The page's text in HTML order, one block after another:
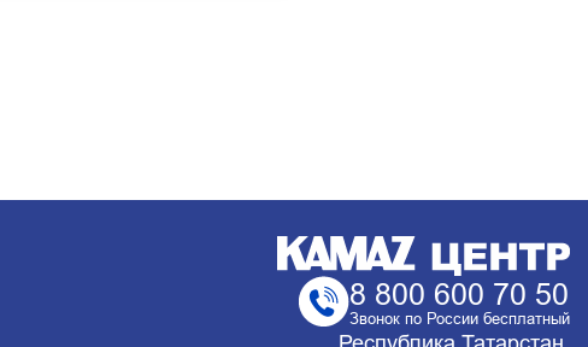
8 800 600 70 50
Звонок по России бесплатный